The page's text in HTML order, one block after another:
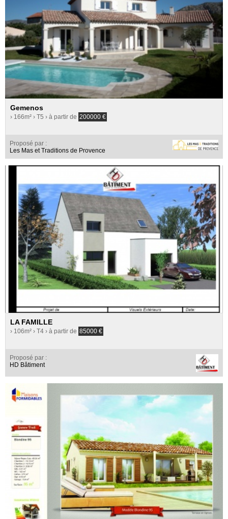
Gemenos
› 166m² › T5 › à partir de 200000 €
Proposé par :
Les Mas et Traditions de Provence
LA FAMILLE
› 106m² › T4 › à partir de 85000 €
Proposé par :
HD Bâtiment